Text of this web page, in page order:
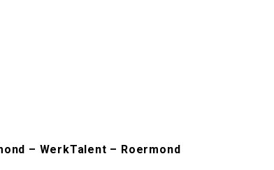
– WerkTalent – Roermond